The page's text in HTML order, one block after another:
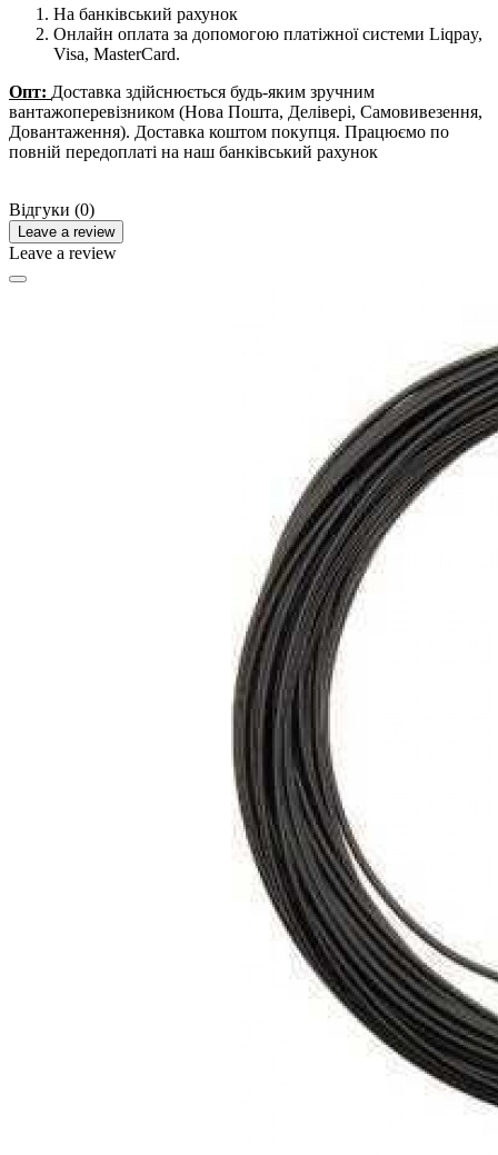
На банківський рахунок
Онлайн оплата за допомогою платіжної системи Liqpay,
Visa, MasterCard.
Опт: Доставка здійснюється будь-яким зручним
вантажоперевізником (Нова Пошта, Делівері, Самовивезення,
Довантаження). Доставка коштом покупця. Працюємо по
повній передоплаті на наш банківський рахунок
Відгуки (0)
Leave a review
Leave a review